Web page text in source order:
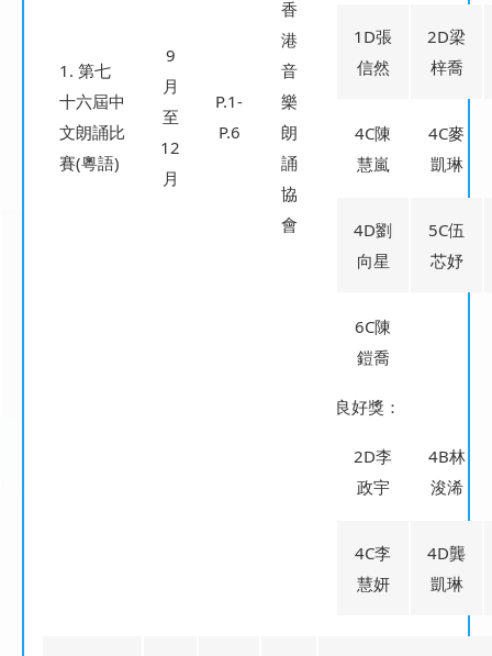
1. 第七
十六屆中
文朗誦比
賽(粵語)
9
月
至
12
月
P.1-
P.6
香
港
音
樂
朗
誦
協
會
1D張
信然
2D梁
梓喬
4C陳
慧嵐
4C麥
凱琳
4D劉
向星
5C伍
芯妤
6C陳
鎧喬
良好獎：
2D李
政宇
4B林
浚浠
4C李
慧妍
4D龔
凱琳